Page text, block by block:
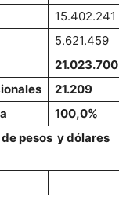
15.402.241
5.621.459
21.023.700
21.209
100,0%
pesos y dólares